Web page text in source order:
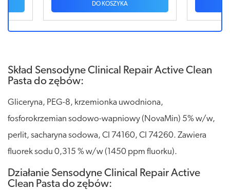
DO KOSZYKA
Skład Sensodyne Clinical Repair Active Clean
Pasta do zębów:
Gliceryna, PEG-8, krzemionka uwodniona,
fosforokrzemian sodowo-wapniowy (NovaMin) 5% w/w,
perlit, sacharyna sodowa, CI 74160, CI 74260. Zawiera
fluorek sodu 0,315 % w/w (1450 ppm fluorku).
Działanie Sensodyne Clinical Repair Active
Clean Pasta do zębów: